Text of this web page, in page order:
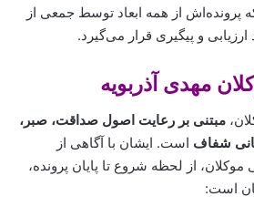
پرونده‌اش از همه ابعاد توسط جمعی از
و پیگیری قرار می‌گیرد.
مهدی آذربویه
مبتنی بر رعایت اصول صداقت، صبر،
شفاف است. ایشان با آگاهی از
از لحظه شروع تا پایان پرونده،
است: